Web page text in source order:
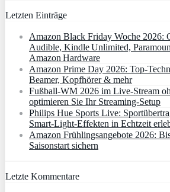
Letzten Einträge
Amazon Black Friday Woche 2026:
Audible, Kindle Unlimited,
Amazon Hardware
Amazon Prime Day 2026: Top-
Beamer, Kopfhörer & mehr
Fußball-WM 2026 im Live-Stream
optimieren Sie Ihr Streaming-Setup
Philips Hue Sports Live:
Smart‑Light‑Effekten in Echtzeit
Amazon Frühlingsangebote 2026:
Saisonstart sichern
Letzte Kommentare